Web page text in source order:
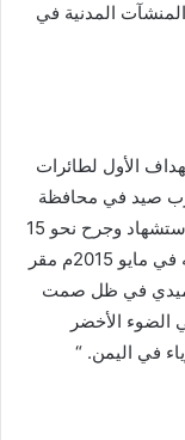
المدنية في
الأول لطائرات
صيد في محافظة
الحديدة يوم أمس الأول الخميس ما أدى إلى استشهاد وجرح نحو 15
صياداً , وكذا قصف الطيران السعودي و تحالفه في مايو 2015م مقر
ميدي في ظل صمت
الضوء الأخضر
في اليمن. “